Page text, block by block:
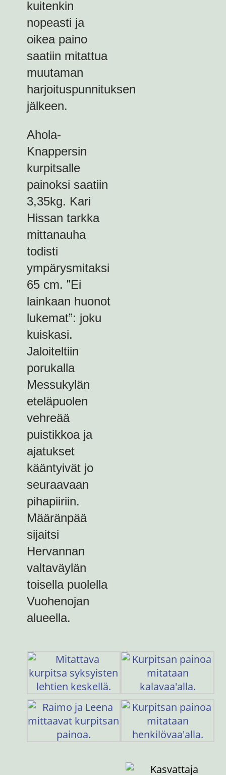
kuitenkin
nopeasti ja
oikea paino
saatiin mitattua
muutaman
harjoituspunnituksen
jälkeen.
Ahola-
Knappersin
kurpitsalle
painoksi saatiin
3,35kg. Kari
Hissan tarkka
mittanauha
todisti
ympärysmitaksi
65 cm. ”Ei
lainkaan huonot
lukemat”: joku
kuiskasi.
Jaloiteltiin
porukalla
Messukylän
eteläpuolen
vehreää
puistikkoa ja
ajatukset
kääntyivät jo
seuraavaan
pihapiiriin.
Määränpää
sijaitsi
Hervannan
valtaväylän
toisella puolella
Vuohenojan
alueella.